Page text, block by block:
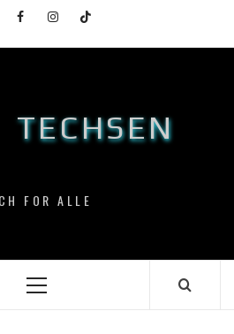
FacebookInstagramTikTok
TECHSEN
FOR ALLE
Primary